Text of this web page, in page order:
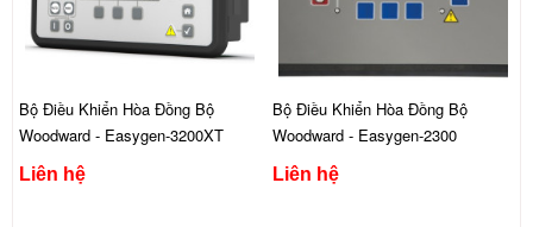
Bộ Điều Khiển Hòa Đồng Bộ
Woodward - Easygen-3200XT
Liên hệ
Bộ Điều Khiển Hòa Đồng Bộ
Woodward - Easygen-2300
Liên hệ